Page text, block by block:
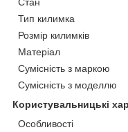
Тип килимка
Розмір килимків
Матеріал
Сумісність з маркою
Сумісність з моделлю
Користувальницькі
Особливості